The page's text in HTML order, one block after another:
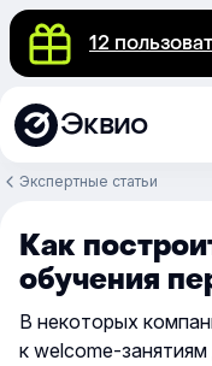
12
Эквио
Экспертные статьи
Как
обучения
В некоторых
к welcome-